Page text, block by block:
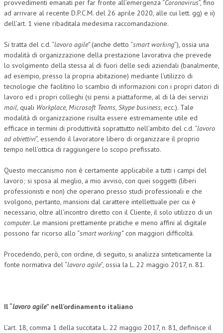
provvedimenti emanati per far fronte all’emergenza “Coronavirus”, fino
ad arrivare al recente D.P.C.M. del 26 aprile 2020, alle cui lett. gg) e ii)
dell’art. 1 viene ribaditala medesima raccomandazione.
Si tratta del c.d. “lavoro agile”(anche detto “smart working”), ossia una
modalità di organizzazione della prestazione lavorativa che prevede
lo svolgimento della stessa al di fuori delle sedi aziendali (banalmente,
ad esempio, presso la propria abitazione) mediante l’utilizzo di
tecnologie che facilitino lo scambio di informazioni con i propri datori di
lavoro ed i propri colleghi (si pensi a piattaforme, al di là dei servizi
mail, quali Workplace, Microsoft Teams, Skype business, ecc.). Tale
modalità di organizzazione risulta essere estremamente utile ed
efficace in termini di produttività soprattutto nell’ambito del c.d. “lavoro
ad obiettivi”, essendo il lavoratore libero di organizzare il proprio
tempo nell’ottica di raggiungere lo scopo prefissato.
Questo meccanismo non è certamente applicabile a tutti i campi del
lavoro; si sposa al meglio, a mio avviso, con quei soggetti (liberi
professionisti e non) che operano presso studi professionali e che
svolgono, pertanto, mansioni dal carattere intellettuale per cui è
necessario, oltre all’incontro diretto con il Cliente, il solo utilizzo di un
computer. Le mansioni prettamente pratiche e meno affini al digitale
possono far ricorso allo “smart working”con maggiori difficoltà.
Procedendo, però, con ordine, di seguito, si analizza sinteticamente la
fonte normativa del “lavoro agile”, ossia la L. 22 maggio 2017, n. 81.
Il “lavoro agile” nell’ordinamento italiano
L’art. 18, comma 1 della succitata L. 22 maggio 2017, n. 81, definisce il